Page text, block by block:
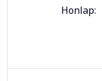
Honlap: